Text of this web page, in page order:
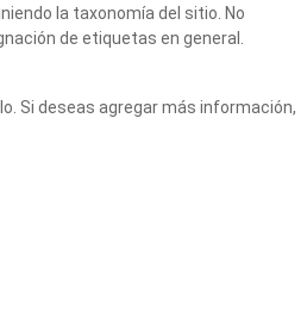
la taxonomía del sitio. No
de etiquetas en general.
Si deseas agregar más información,